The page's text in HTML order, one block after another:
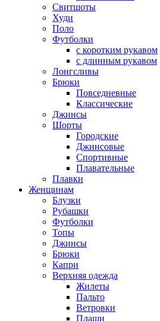
Свитшоты
Худи
Поло
Футболки
с коротким рукавом
с длинным рукавом
Лонгсливы
Брюки
Повседневные
Классические
Джинсы
Шорты
Городские
Джинсовые
Спортивные
Плавательные
Плавки
Женщинам
Блузки
Рубашки
Футболки
Топы
Джинсы
Брюки
Капри
Верхняя одежда
Жилеты
Пальто
Ветровки
Плащи